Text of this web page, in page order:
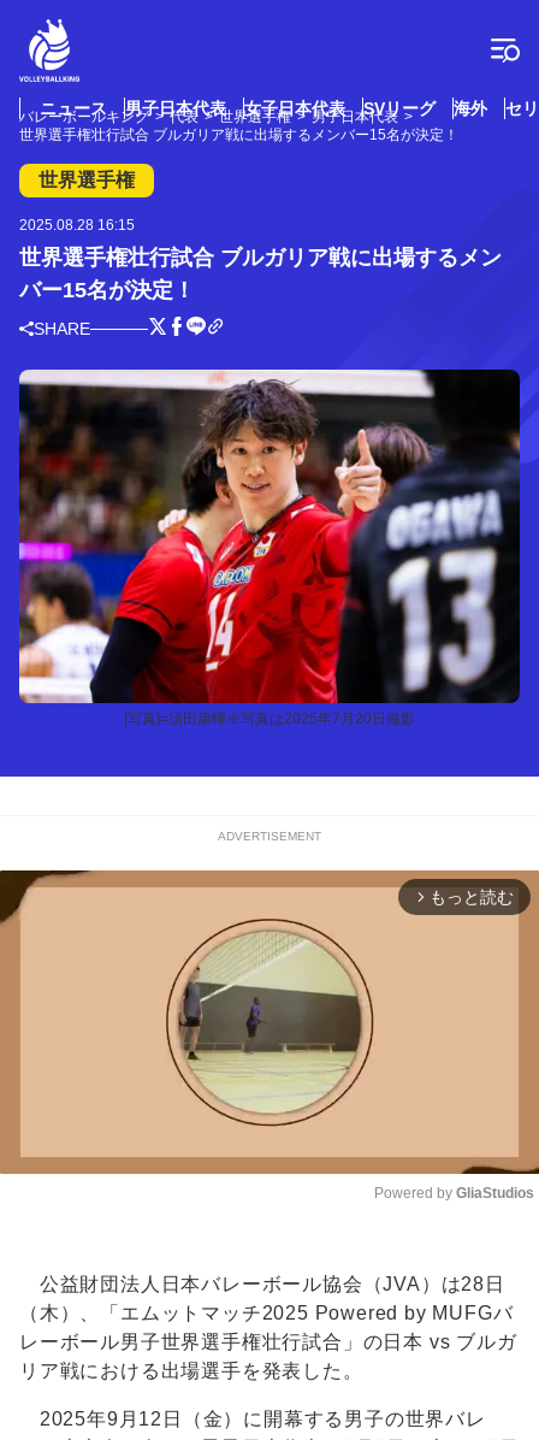
ニュース 男子日本代表 女子日本代表 SVリーグ 海外 セ
バレーボールキング 代表 世界選手権
男子日本代表
世界選手権壮行試合 ブルガリア戦に出場するメンバー15名が決定！
世界選手権
2025.08.28 16:15
世界選手権壮行試合 ブルガリア戦に出場するメン
バー15名が決定！
SHARE
[写真]=須田康暉※写真は2025年7月20日撮影
ADVERTISEMENT
arrow_forward_ios もっと読む
Powered by GliaStudios
公益財団法人日本バレーボール協会（JVA）は28日
（木）、「エムットマッチ2025 Powered by MUFGバ
レーボール男子世界選手権壮行試合」の日本 vs ブルガ
リア戦における出場選手を発表した。
2025年9月12日（金）に開幕する男子の世界バレ